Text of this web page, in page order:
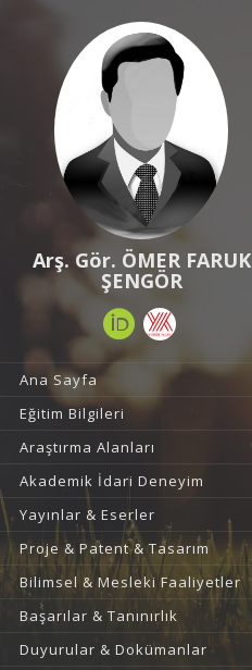
Arş. Gör. ÖMER FARUK
ŞENGÖR
Ana Sayfa
Eğitim Bilgileri
Araştırma Alanları
Akademik İdari Deneyim
Yayınlar & Eserler
Proje & Patent & Tasarım
Bilimsel & Mesleki Faaliyetler
Başarılar & Tanınırlık
Duyurular & Dokümanlar